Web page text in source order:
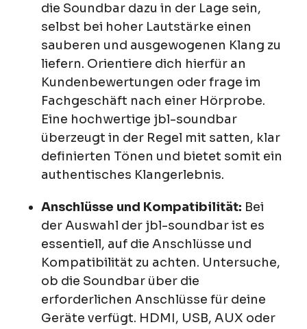
die Soundbar dazu in der Lage sein,
selbst bei hoher Lautstärke einen
sauberen und ausgewogenen Klang zu
liefern. Orientiere dich hierfür an
Kundenbewertungen oder frage im
Fachgeschäft nach einer Hörprobe.
Eine hochwertige jbl-soundbar
überzeugt in der Regel mit satten, klar
definierten Tönen und bietet somit ein
authentisches Klangerlebnis.
Anschlüsse und Kompatibilität: Bei
der Auswahl der jbl-soundbar ist es
essentiell, auf die Anschlüsse und
Kompatibilität zu achten. Untersuche,
ob die Soundbar über die
erforderlichen Anschlüsse für deine
Geräte verfügt. HDMI, USB, AUX oder